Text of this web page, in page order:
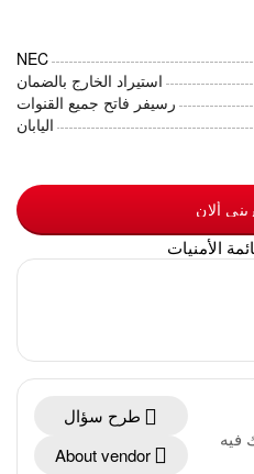
NEC
استيراد الخارج بالضمان
رسيفر فاتح جميع القنوات
اليابان
ألان
الأمنيات
فيه
طرح سؤال
About vendor